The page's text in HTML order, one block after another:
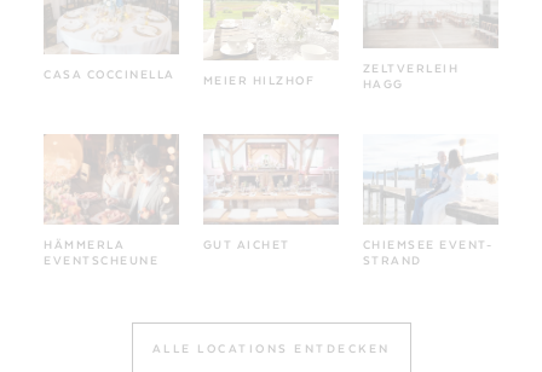
CASA COCCINELLA MEIER HILZHOF
ZELTVERLEIH
HAGG
HÄMMERLA
EVENTSCHEUNE
GUT AICHET
CHIEMSEE EVENT-
STRAND
ALLE LOCATIONS ENTDECKEN